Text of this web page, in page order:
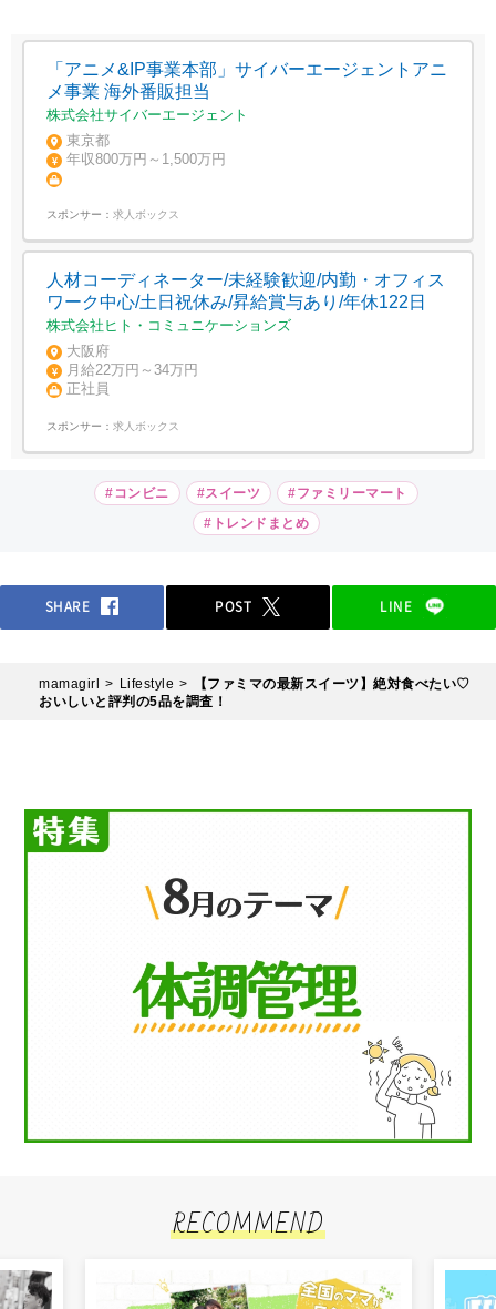
「アニメ&IP事業本部」サイバーエージェントアニ
メ事業 海外番販担当
株式会社サイバーエージェント
東京都
年収800万円～1,500万円
スポンサー： 求人ボックス
人材コーディネーター/未経験歓迎/内勤・オフィス
ワーク中心/土日祝休み/昇給賞与あり/年休122日
株式会社ヒト・コミュニケーションズ
大阪府
月給22万円～34万円
正社員
スポンサー： 求人ボックス
#コンビニ #スイーツ
#ファミリーマート
#トレンドまとめ
SHARE POST LINE
mamagirl Lifestyle
【ファミマの最新スイーツ】絶対食べたい♡
おいしいと評判の5品を調査！
RECOMMEND